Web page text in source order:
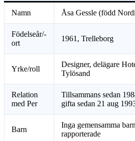
Namn Åsa Gessle (född
Födelseår/-
ort
1961, Trelleborg
Yrke/roll
Designer, delägare
Tylösand
Relation
med Per
Tillsammans sedan
gifta sedan 21 aug
Barn
Inga gemensamma
rapporterade